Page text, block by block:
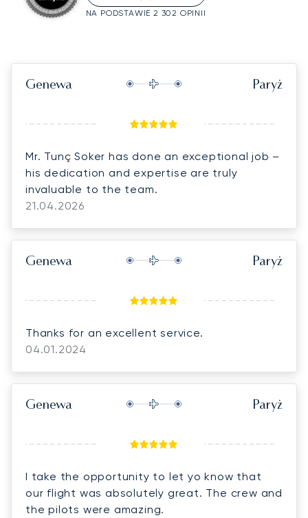
NA PODSTAWIE 2 302 OPINII
Genewa Paryż
Mr. Tunç Soker has done an exceptional job –
his dedication and expertise are truly
invaluable to the team.
21.04.2026
Genewa Paryż
Thanks for an excellent service.
04.01.2024
Genewa Paryż
I take the opportunity to let yo know that
our flight was absolutely great. The crew and
the pilots were amazing.